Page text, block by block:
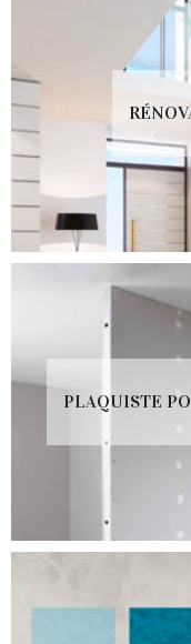
PLAQUISTE